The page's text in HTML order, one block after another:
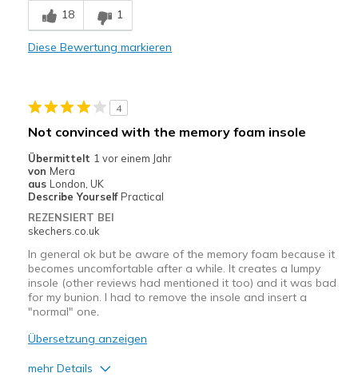
18 1
Diese Bewertung markieren
4
Not convinced with the memory foam insole
Übermittelt 1 vor einem Jahr
von Mera
aus London, UK
Describe Yourself Practical
REZENSIERT BEI
skechers.co.uk
In general ok but be aware of the memory foam because it
becomes uncomfortable after a while. It creates a lumpy
insole (other reviews had mentioned it too) and it was bad
for my bunion. I had to remove the insole and insert a
"normal" one.
Übersetzung anzeigen
mehr Details